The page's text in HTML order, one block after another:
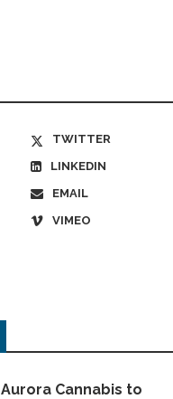
TWITTER
LINKEDIN
EMAIL
VIMEO
Aurora Cannabis to